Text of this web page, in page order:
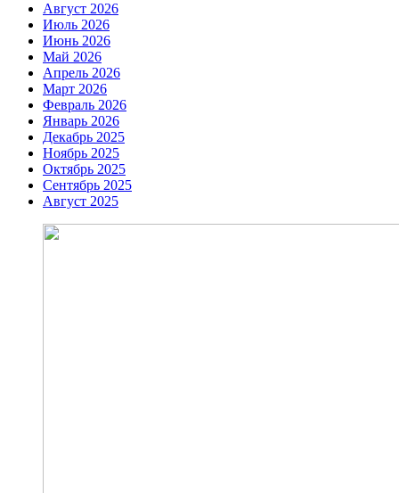
Август 2026
Июль 2026
Июнь 2026
Май 2026
Апрель 2026
Март 2026
Февраль 2026
Январь 2026
Декабрь 2025
Ноябрь 2025
Октябрь 2025
Сентябрь 2025
Август 2025